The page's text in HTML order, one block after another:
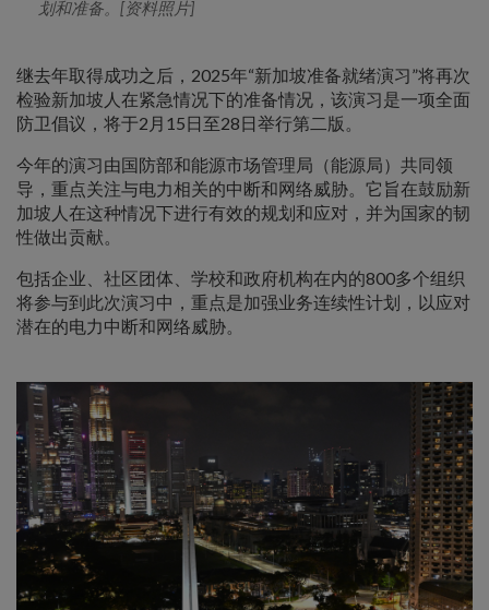
划和准备。[资料照片]
继去年取得成功之后，2025年“新加坡准备就绪演习”将再次
检验新加坡人在紧急情况下的准备情况，该演习是一项全面
防卫倡议，将于2月15日至28日举行第二版。
今年的演习由国防部和能源市场管理局（能源局）共同领
导，重点关注与电力相关的中断和网络威胁。它旨在鼓励新
加坡人在这种情况下进行有效的规划和应对，并为国家的韧
性做出贡献。
包括企业、社区团体、学校和政府机构在内的800多个组织
将参与到此次演习中，重点是加强业务连续性计划，以应对
潜在的电力中断和网络威胁。